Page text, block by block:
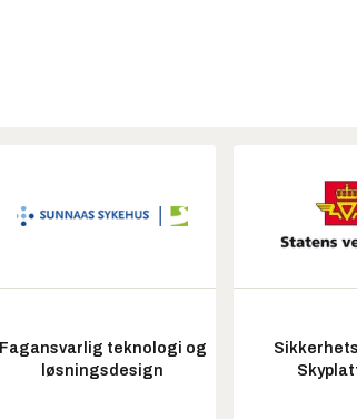
Fagansvarlig teknologi og
løsningsdesign